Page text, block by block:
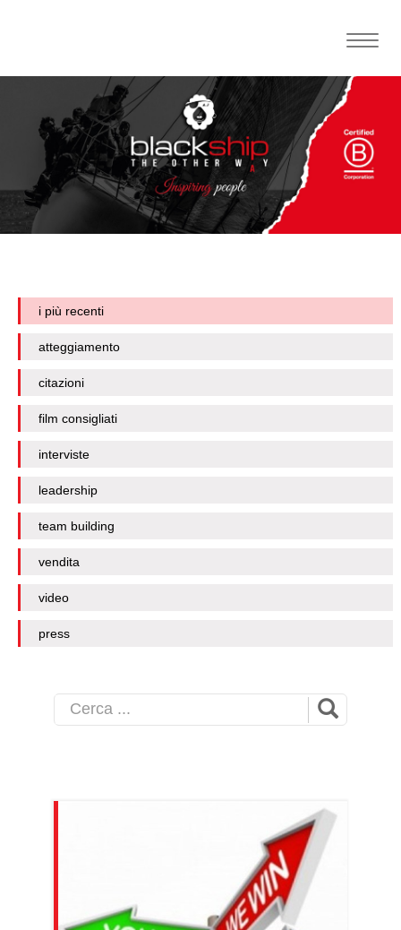
Toggle
i più recenti
atteggiamento
citazioni
film consigliati
interviste
leadership
team building
vendita
video
press